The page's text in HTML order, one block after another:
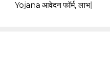
Yojana आवेदन फॉर्म, लाभ|